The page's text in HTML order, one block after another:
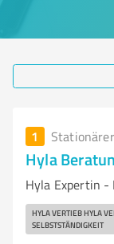
1
Hyla
Hyla Expertin -
HYLA VERTIEB HYLA
SELBSTSTÄNDIGKEIT